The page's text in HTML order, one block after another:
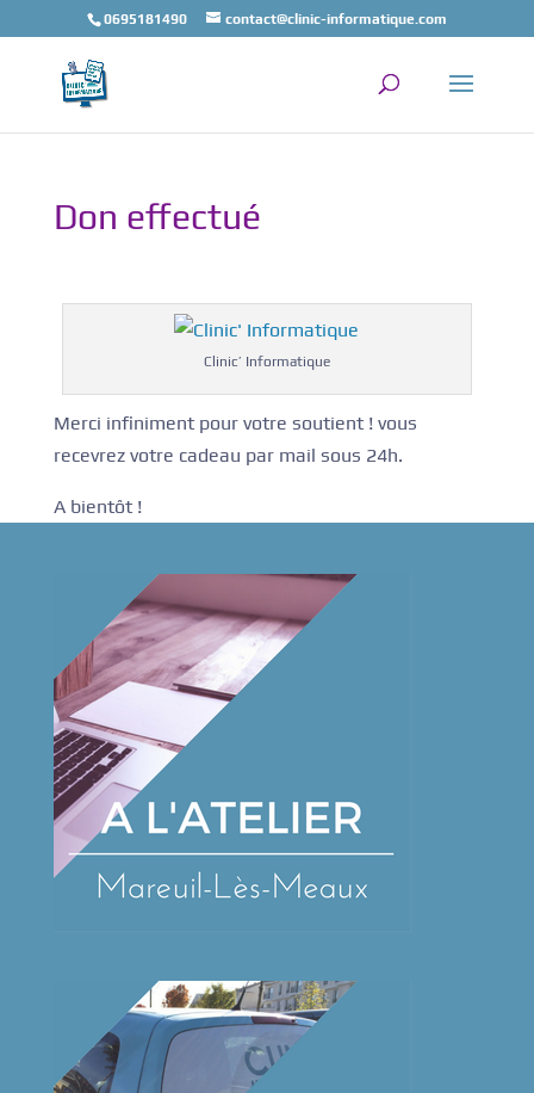
0695181490 contact@clinic-informatique.com
Don effectué
Clinic’ Informatique
Merci infiniment pour votre soutient ! vous
recevrez votre cadeau par mail sous 24h.
A bientôt !